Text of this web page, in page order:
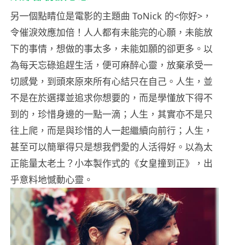
另一個點睛位是電影的主題曲 ToNick 的<你好>，
令催淚效應加倍！人人都有未能完的心願，未能放
下的事情，想做的事太多，未能如願的卻更多。以
為每天忘碌追趕生活，便可麻醉心靈，放棄承受一
切感覺，到頭來原來所有心結只在自己。人生，並
不是在於選擇並追求你想要的，而是學懂放下得不
到的，珍惜身邊的一點一滴；人生，其實亦不是只
往上爬，而是與珍惜的人一起繼續向前行；人生，
甚至可以簡單得只是想我們愛的人活得好。以為太
正能量太老土？小本製作式的《女皇撞到正》，出
乎意料地憾動心靈。